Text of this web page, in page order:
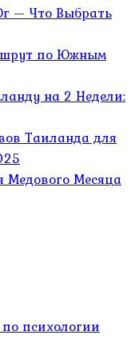
— Что Выбрать
по Южным
на 2 Недели:
Таиланда для
Месяца
психологии